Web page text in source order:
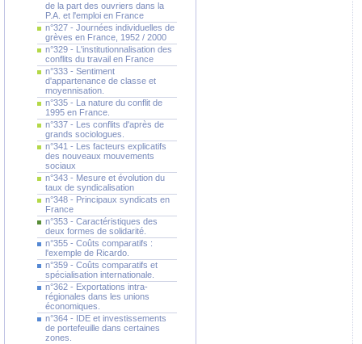
de la part des ouvriers dans la
P.A. et l'emploi en France
n°327 - Journées individuelles de
grèves en France, 1952 / 2000
n°329 - L'institutionnalisation des
conflits du travail en France
n°333 - Sentiment
d'appartenance de classe et
moyennisation.
n°335 - La nature du conflit de
1995 en France.
n°337 - Les conflits d'après de
grands sociologues.
n°341 - Les facteurs explicatifs
des nouveaux mouvements
sociaux
n°343 - Mesure et évolution du
taux de syndicalisation
n°348 - Principaux syndicats en
France
n°353 - Caractéristiques des
deux formes de solidarité.
n°355 - Coûts comparatifs :
l'exemple de Ricardo.
n°359 - Coûts comparatifs et
spécialisation internationale.
n°362 - Exportations intra-
régionales dans les unions
économiques.
n°364 - IDE et investissements
de portefeuille dans certaines
zones.